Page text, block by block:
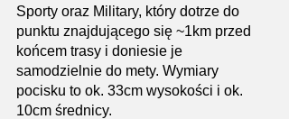
Sporty oraz Military, który dotrze do
punktu znajdującego się ~1km przed
końcem trasy i doniesie je
samodzielnie do mety. Wymiary
pocisku to ok. 33cm wysokości i ok.
10cm średnicy.